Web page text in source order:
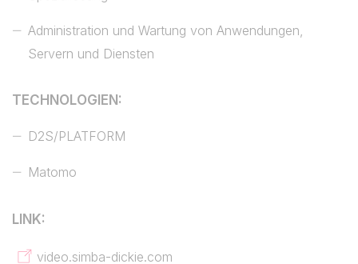
Administration und Wartung von Anwendungen,
Servern und Diensten
TECHNOLOGIEN:
D2S/PLATFORM
Matomo
LINK:
video.simba-dickie.com